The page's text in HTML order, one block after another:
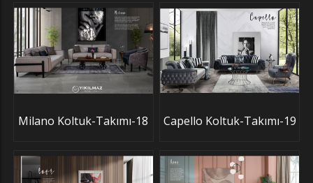
Milano Koltuk-Takımı-18 Capello Koltuk-Takımı-19